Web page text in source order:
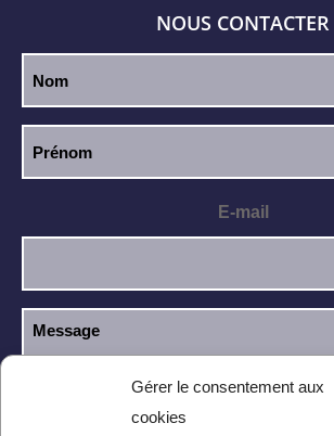
Gérer le consentement aux
cookies
NOUS CONTACTER
E-mail
J’ai lu et j’accepte la